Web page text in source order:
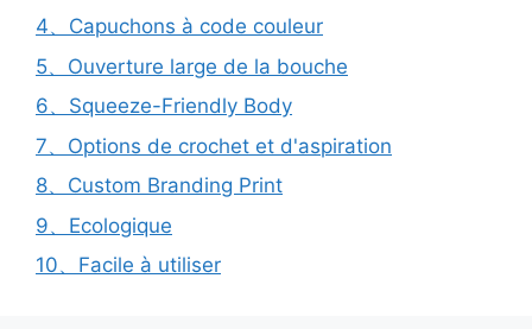
4、Capuchons à code couleur
5、Ouverture large de la bouche
6、Squeeze-Friendly Body
7、Options de crochet et d'aspiration
8、Custom Branding Print
9、Ecologique
10、Facile à utiliser